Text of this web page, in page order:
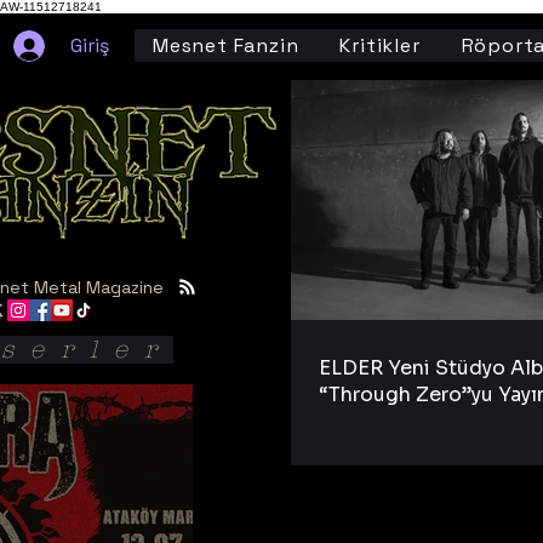
AW-11512718241
Giriş Mesnet Fanzin Kritikler
Metal Magazine
ELDER Yeni Stüdyo
“Through Zero”yu